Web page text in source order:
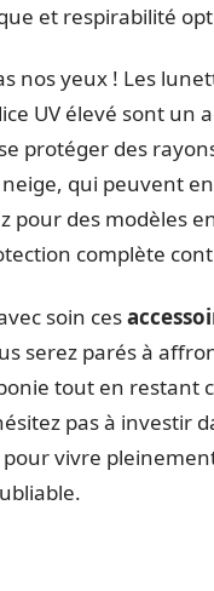
et respirabilité
nos yeux ! Les
UV élevé sont un
protéger des
qui peuvent
pour des modèles
complète
soin ces
serez parés à
tout en restant
pas à investir
vivre